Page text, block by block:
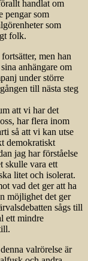
handlat om
pengar som
som
folk.
men han
anhängare om
under större
till nästa steg
att vi har det
har flera inom
så att vi kan utse
demokratiskt
jag har förståelse
skulle vara ett
litet och isolerat.
vad det ger att ha
möjlighet det ger
sågs till
ett mindre
valrörelse är